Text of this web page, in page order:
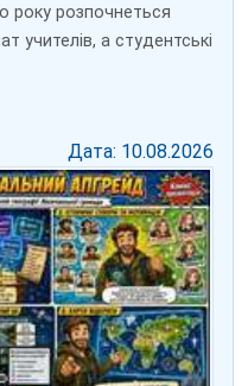
року розпочнеться
учителів, а студентські
Дата: 10.08.2026